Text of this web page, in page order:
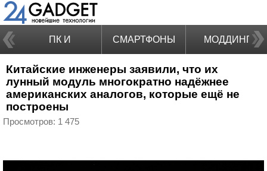
ПК И
НОУТБУКИ
СМАРТФОНЫ МОДДИНГ
Китайские инженеры заявили, что их
лунный модуль многократно надёжнее
американских аналогов, которые ещё не
построены
Просмотров: 1 475